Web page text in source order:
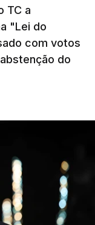
é
alguns
"deve ter
das pessoas"
pode
TC a
"Lei do
com votos
do